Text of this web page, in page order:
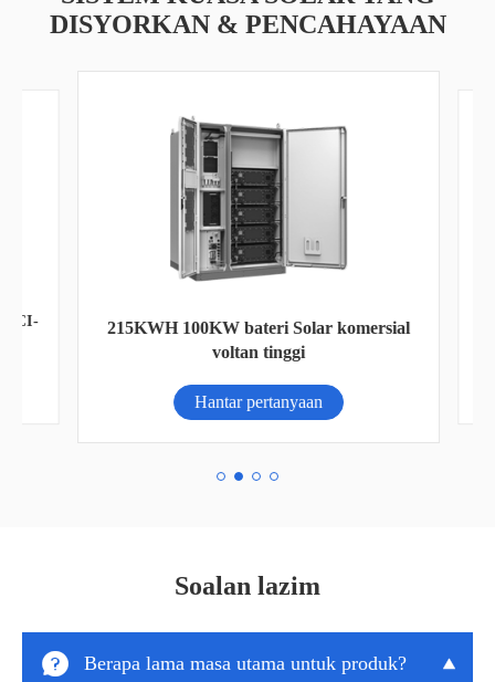
DISYORKAN & PENCAHAYAAN
215KWH 100KW bateri Solar komersial
voltan tinggi
Hantar pertanyaan
Soalan lazim
 Berapa lama masa utama untuk produk? 